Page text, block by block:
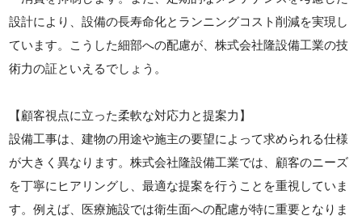
設計により、設備の長寿命化とランニングコスト削減を実現し
ています。こうした細部への配慮が、株式会社隆設備工業の技
術力の証といえるでしょう。
【顧客視点に立った柔軟な対応力と提案力】
設備工事は、建物の用途や施主の要望によって求められる仕様
が大きく異なります。株式会社隆設備工業では、顧客のニーズ
を丁寧にヒアリングし、最適な提案を行うことを重視していま
す。例えば、医療施設では衛生面への配慮が特に重要となりま